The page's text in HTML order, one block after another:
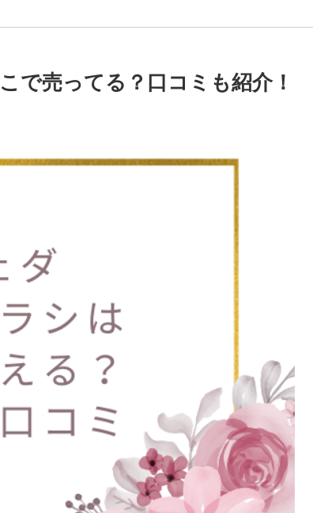
で売ってる？口コミも紹介！